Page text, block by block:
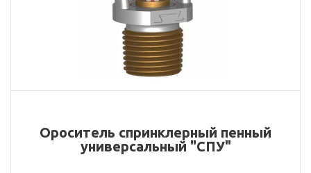
Ороситель спринклерный пенный
универсальный "СПУ"